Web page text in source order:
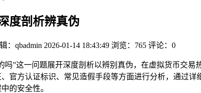
度剖析辨真伪
：qbadmin 2026-01-14 18:43:49 浏览：765 评论：0
吗”这一问题展开深度剖析以辨别真伪，在虚拟货币交
官方认证标识、常见造假手段等方面进行分析，通过
的安全性。